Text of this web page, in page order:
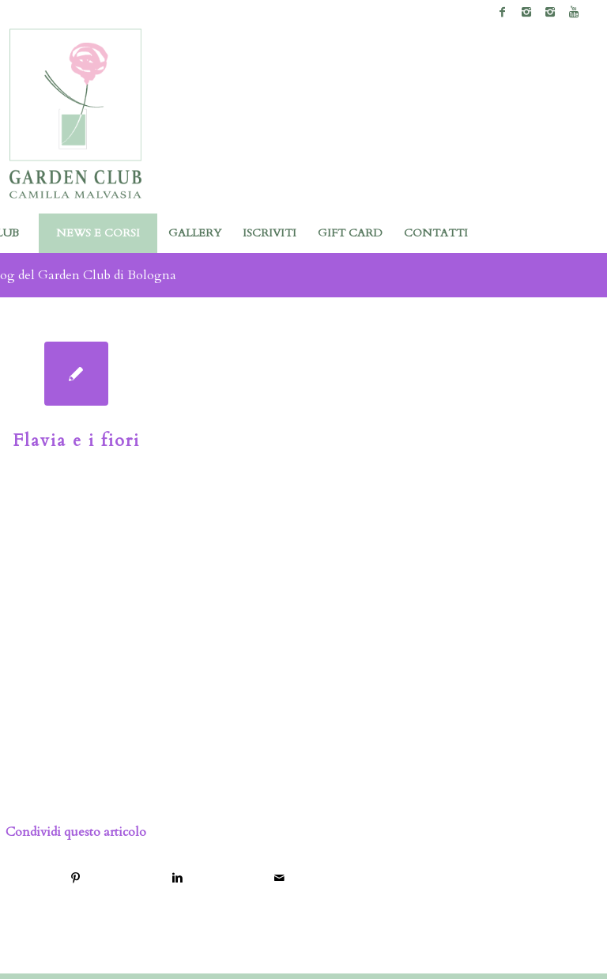
NEWS E CORSI GALLERY ISCRIVITI GIFT CARD CONTATTI
del Garden Club di Bologna
Flavia e i fiori
Condividi questo articolo